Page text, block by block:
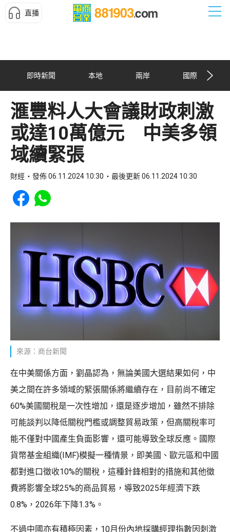
直播
即時新聞 本地 兩岸 國際
滙豐料人大會議財政刺激
或達10萬億元 中美多領
域續緊張
財經 發佈 06.11.2024 10:30 最後更新 06.11.2024 10:30
Share to Facebook
Share to WhatsApp
來源：商台新聞
在中美關係方面，劉晶認為，無論美國大選結果如何，中
美之間在許多領域的緊張關係將繼續存在，目前尚不確定
60%美國關稅是一次性增加，還是逐步增加，雖然不排除
可能談判以降低關稅門檻或調整貿易政策，但高關稅率可
能不僅對中國產生負面影響，還可能導致全球反應。國際
貨幣基金組織(IMF)模擬一種情景，即美國、歐元區和中國
都對進口徵收10%的關稅，這種針鋒相對的措施和其他徵
費將影響全球25%的商品貿易，導致2025年經濟下跌
0.8%，2026年下降1.3%。
不過中國亦有積極因素，10月份內地採購經理指數因刺激